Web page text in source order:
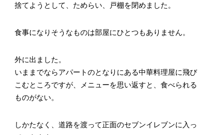
捨てようとして、ためらい、戸棚を閉めました。
食事になりそうなものは部屋にひとつもありません。
外に出ました。
いままでならアパートのとなりにある中華料理屋に飛び
こむところですが、メニューを思い返すと、食べられる
ものがない。
しかたなく、道路を渡って正面のセブンイレブンに入っ